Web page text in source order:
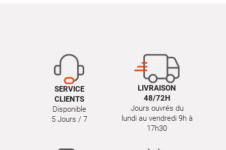
SERVICE
CLIENTS
Disponible
5 Jours / 7
LIVRAISON
48/72H
Jours ouvrés du
lundi au vendredi 9h à
17h30